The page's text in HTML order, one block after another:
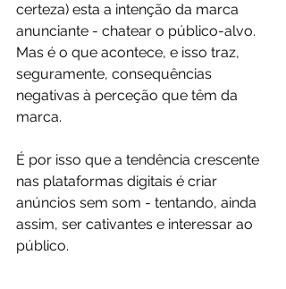
certeza) esta a intenção da marca
anunciante - chatear o público-alvo.
Mas é o que acontece, e isso traz,
seguramente, consequências
negativas à perceção que têm da
marca.
É por isso que a tendência crescente
nas plataformas digitais é criar
anúncios sem som - tentando, ainda
assim, ser cativantes e interessar ao
público.